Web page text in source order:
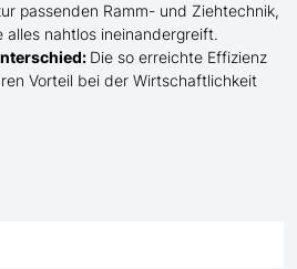
passenden Ramm- und Ziehtechnik,
alles nahtlos ineinandergreift.
Die so erreichte Effizienz
Vorteil bei der Wirtschaftlichkeit